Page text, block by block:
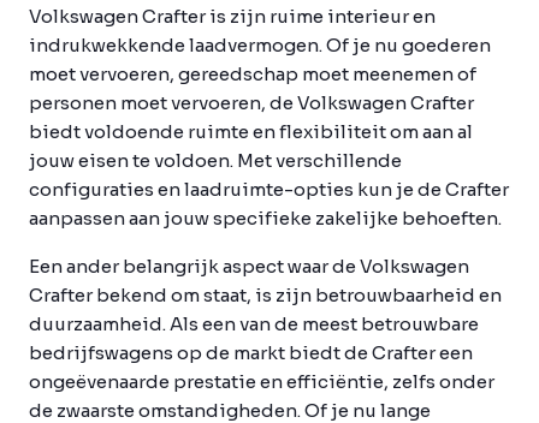
Volkswagen Crafter is zijn ruime interieur en
indrukwekkende laadvermogen. Of je nu goederen
moet vervoeren, gereedschap moet meenemen of
personen moet vervoeren, de Volkswagen Crafter
biedt voldoende ruimte en flexibiliteit om aan al
jouw eisen te voldoen. Met verschillende
configuraties en laadruimte-opties kun je de Crafter
aanpassen aan jouw specifieke zakelijke behoeften.
Een ander belangrijk aspect waar de Volkswagen
Crafter bekend om staat, is zijn betrouwbaarheid en
duurzaamheid. Als een van de meest betrouwbare
bedrijfswagens op de markt biedt de Crafter een
ongeëvenaarde prestatie en efficiëntie, zelfs onder
de zwaarste omstandigheden. Of je nu lange